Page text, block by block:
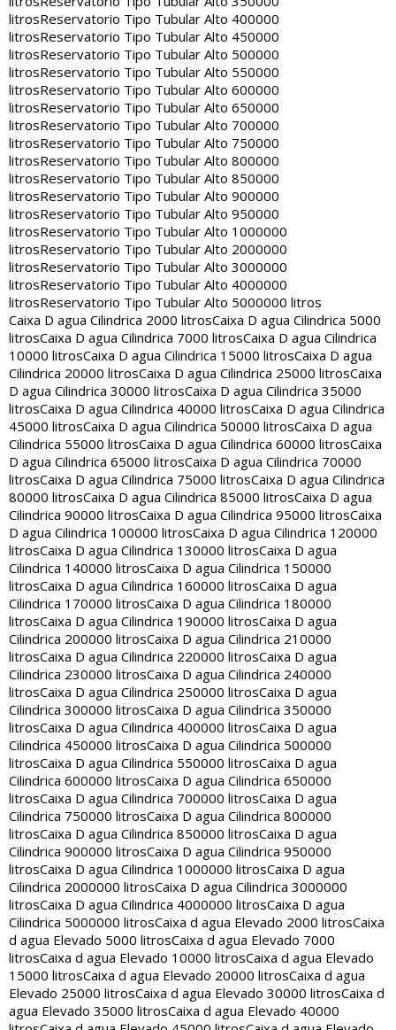
litrosReservatorio Tipo Tubular Alto 400000
litrosReservatorio Tipo Tubular Alto 450000
litrosReservatorio Tipo Tubular Alto 500000
litrosReservatorio Tipo Tubular Alto 550000
litrosReservatorio Tipo Tubular Alto 600000
litrosReservatorio Tipo Tubular Alto 650000
litrosReservatorio Tipo Tubular Alto 700000
litrosReservatorio Tipo Tubular Alto 750000
litrosReservatorio Tipo Tubular Alto 800000
litrosReservatorio Tipo Tubular Alto 850000
litrosReservatorio Tipo Tubular Alto 900000
litrosReservatorio Tipo Tubular Alto 950000
litrosReservatorio Tipo Tubular Alto 1000000
litrosReservatorio Tipo Tubular Alto 2000000
litrosReservatorio Tipo Tubular Alto 3000000
litrosReservatorio Tipo Tubular Alto 4000000
litrosReservatorio Tipo Tubular Alto 5000000 litros
Caixa D agua Cilindrica 2000 litrosCaixa D agua Cilindrica 5000
litrosCaixa D agua Cilindrica 7000 litrosCaixa D agua Cilindrica
10000 litrosCaixa D agua Cilindrica 15000 litrosCaixa D agua
Cilindrica 20000 litrosCaixa D agua Cilindrica 25000 litrosCaixa
D agua Cilindrica 30000 litrosCaixa D agua Cilindrica 35000
litrosCaixa D agua Cilindrica 40000 litrosCaixa D agua Cilindrica
45000 litrosCaixa D agua Cilindrica 50000 litrosCaixa D agua
Cilindrica 55000 litrosCaixa D agua Cilindrica 60000 litrosCaixa
D agua Cilindrica 65000 litrosCaixa D agua Cilindrica 70000
litrosCaixa D agua Cilindrica 75000 litrosCaixa D agua Cilindrica
80000 litrosCaixa D agua Cilindrica 85000 litrosCaixa D agua
Cilindrica 90000 litrosCaixa D agua Cilindrica 95000 litrosCaixa
D agua Cilindrica 100000 litrosCaixa D agua Cilindrica 120000
litrosCaixa D agua Cilindrica 130000 litrosCaixa D agua
Cilindrica 140000 litrosCaixa D agua Cilindrica 150000
litrosCaixa D agua Cilindrica 160000 litrosCaixa D agua
Cilindrica 170000 litrosCaixa D agua Cilindrica 180000
litrosCaixa D agua Cilindrica 190000 litrosCaixa D agua
Cilindrica 200000 litrosCaixa D agua Cilindrica 210000
litrosCaixa D agua Cilindrica 220000 litrosCaixa D agua
Cilindrica 230000 litrosCaixa D agua Cilindrica 240000
litrosCaixa D agua Cilindrica 250000 litrosCaixa D agua
Cilindrica 300000 litrosCaixa D agua Cilindrica 350000
litrosCaixa D agua Cilindrica 400000 litrosCaixa D agua
Cilindrica 450000 litrosCaixa D agua Cilindrica 500000
litrosCaixa D agua Cilindrica 550000 litrosCaixa D agua
Cilindrica 600000 litrosCaixa D agua Cilindrica 650000
litrosCaixa D agua Cilindrica 700000 litrosCaixa D agua
Cilindrica 750000 litrosCaixa D agua Cilindrica 800000
litrosCaixa D agua Cilindrica 850000 litrosCaixa D agua
Cilindrica 900000 litrosCaixa D agua Cilindrica 950000
litrosCaixa D agua Cilindrica 1000000 litrosCaixa D agua
Cilindrica 2000000 litrosCaixa D agua Cilindrica 3000000
litrosCaixa D agua Cilindrica 4000000 litrosCaixa D agua
Cilindrica 5000000 litrosCaixa d agua Elevado 2000 litrosCaixa
d agua Elevado 5000 litrosCaixa d agua Elevado 7000
litrosCaixa d agua Elevado 10000 litrosCaixa d agua Elevado
15000 litrosCaixa d agua Elevado 20000 litrosCaixa d agua
Elevado 25000 litrosCaixa d agua Elevado 30000 litrosCaixa d
agua Elevado 35000 litrosCaixa d agua Elevado 40000